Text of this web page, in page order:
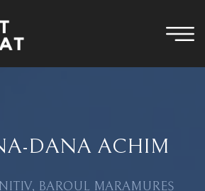
DANA ACHIM
BAROUL MARAMUREȘ